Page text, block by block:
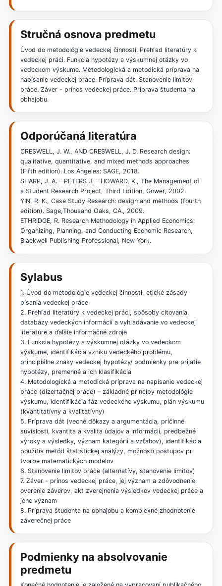
Stručná osnova predmetu
Úvod do metodológie vedeckej činnosti. Prehľad literatúry k
vedeckej práci. Funkcia hypotézy a výskumnej otázky vo
vedeckom výskume. Metodologická a metodická príprava na
napísanie vedeckej práce. Príprava dát. Stanovenie limitov
práce. Záver - prínos vedeckej práce. Príprava študenta na
obhajobu.
Odporúčaná literatúra
CRESWELL, J. W., AND CRESWELL, J. D. Research design:
qualitative, quantitative, and mixed methods approaches
(Fifth edition). Los Angeles: SAGE, 2018.
SHARP, J. A. – PETERS J. – HOWARD, K., The Management of
a Student Research Project, Third Edition, Gower, 2002.
YIN, R. K., Case Study Research: design and methods (fourth
edition). Sage,Thousand Oaks, CA., 2009.
ETHRIDGE, R. Research Methodology in Applied Economics:
Organizing, Planning, and Conducting Economic Research,
Blackwell Publishing Professional, New York.
Sylabus
1. Úvod do metodológie vedeckej činnosti, etické zásady
písania vedeckej práce
2. Prehľad literatúry k vedeckej práci, spôsoby citovania,
databázy vedeckých informácií a vyhľadávanie vo vedeckej
literatúre a ďalšie informačné zdroje
3. Funkcia hypotézy a výskumnej otázky vo vedeckom
výskume, identifikácia vzniku vedeckého problému,
principiálne znaky vedeckej hypotézy/ podmienky pre prijatie
hypotézy, premenné a ich klasifikácia
4. Metodologická a metodická príprava na napísanie vedeckej
práce (dizertačnej práce) – základné princípy metodológie
výskumu, identifikácia fáz vedeckého výskumu, plán výskumu
(kvantitatívny a kvalitatívny)
5. Príprava dát (vecné dôkazy a argumentácia, príčinné
súvislosti, kvantita a kvalita údajov a informácií, predbežné
výroky a výsledky, význam kategórií a vzťahov), identifikácia
použitia metód štatistickej analýzy, možnosti postupov pri
tvorbe matematických modelov
6. Stanovenie limitov práce (alternatívy, stanovenie limitov)
7. Záver - prínos vedeckej práce, jej význam a zdôvodnenie,
overenie záverov, akt zverejnenia výsledkov vedeckej práce a
jeho význam
8. Príprava študenta na obhajobu a komplexné zhodnotenie
záverečnej práce
Podmienky na absolvovanie
predmetu